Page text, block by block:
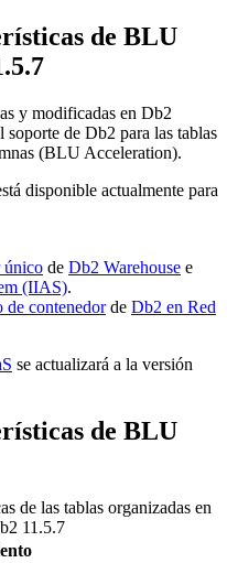
de BLU
y modificadas en Db2
soporte de Db2 para las tablas
(BLU Acceleration).
disponible actualmente para
único de Db2 Warehouse e
(IIAS).
de contenedorde Db2 en Red
se actualizará a la versión
de BLU
de las tablas organizadas en
11.5.7